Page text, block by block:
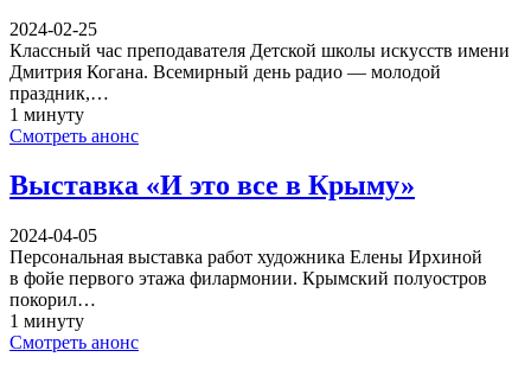
2024-02-25
Классный час преподавателя Детской школы искусств имени
Дмитрия Когана. Всемирный день радио — молодой
праздник,…
1 минуту
Смотреть анонс
Выставка «И это все в Крыму»
2024-04-05
Персональная выставка работ художника Елены Ирхиной
в фойе первого этажа филармонии. Крымский полуостров
покорил…
1 минуту
Смотреть анонс